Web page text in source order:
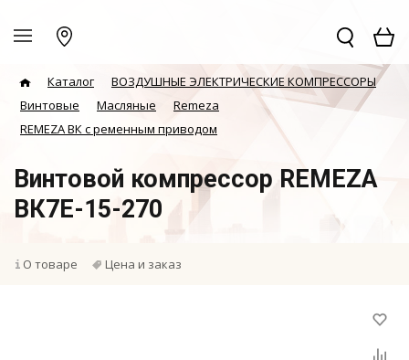
Каталог
ВОЗДУШНЫЕ ЭЛЕКТРИЧЕСКИЕ КОМПРЕССОРЫ
Винтовые
Масляные
Remeza
REMEZA ВК с ременным приводом
Винтовой компрессор REMEZA
ВК7E-15-270
О товаре Цена и заказ